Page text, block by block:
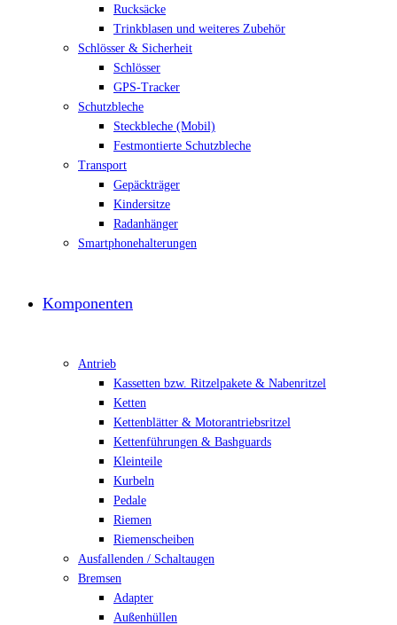
Rucksäcke
Trinkblasen und weiteres Zubehör
Schlösser & Sicherheit
Schlösser
GPS-Tracker
Schutzbleche
Steckbleche (Mobil)
Festmontierte Schutzbleche
Transport
Gepäckträger
Kindersitze
Radanhänger
Smartphonehalterungen
Komponenten
Antrieb
Kassetten bzw. Ritzelpakete & Nabenritzel
Ketten
Kettenblätter & Motorantriebsritzel
Kettenführungen & Bashguards
Kleinteile
Kurbeln
Pedale
Riemen
Riemenscheiben
Ausfallenden / Schaltaugen
Bremsen
Adapter
Außenhüllen